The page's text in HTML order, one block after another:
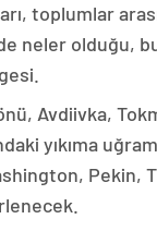
toplumlar
neler olduğu,
Avdiivka,
yıkıma
Pekin,